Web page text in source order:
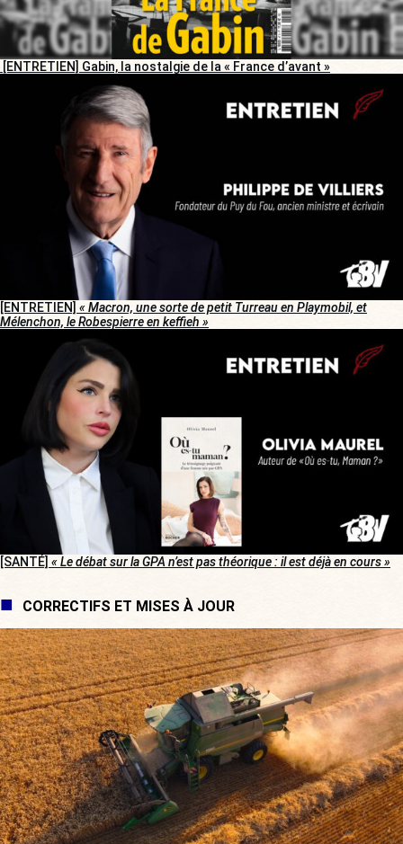
[ENTRETIEN] Gabin, la nostalgie de la « France d’avant »
[ENTRETIEN] « Macron, une sorte de petit Turreau en Playmobil, et
Mélenchon, le Robespierre en keffieh »
[SANTÉ] « Le débat sur la GPA n’est pas théorique : il est déjà en cours »
CORRECTIFS ET MISES À JOUR